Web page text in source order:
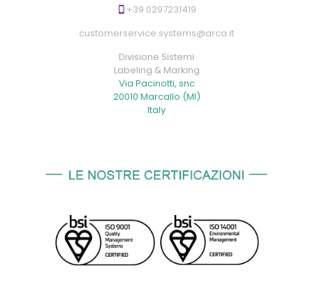
+39 0297231419
customerservice.systems@arca.it
Divisione Sistemi
Labeling & Marking
Via Pacinotti, snc
20010 Marcallo (MI)
Italy